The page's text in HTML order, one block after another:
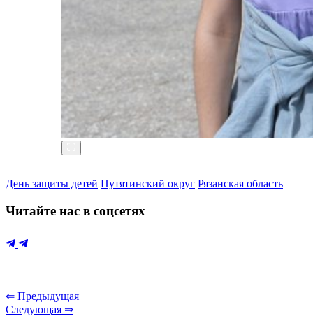
День защиты детей Путятинский округ Рязанская область
Читайте нас в соцсетях
⇐ Предыдущая
Следующая ⇒